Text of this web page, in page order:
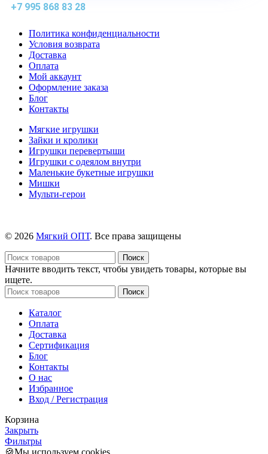
+7 995 868 83 28
Политика конфиденциальности
Условия возврата
Доставка
Оплата
Мой аккаунт
Оформление заказа
Блог
Контакты
Мягкие игрушки
Зайки и кролики
Игрушки перевертыши
Игрушки с одеялом внутри
Маленькие букетные игрушки
Мишки
Мульти-герои
© 2026 Мягкий ОПТ. Все права защищены
Поиск
Начните вводить текст, чтобы увидеть товары, которые вы
ищете.
Поиск
Каталог
Оплата
Доставка
Сертификация
Блог
Контакты
О нас
Избранное
Вход / Регистрация
Корзина
Закрыть
Фильтры
🍪Мы используем cookies